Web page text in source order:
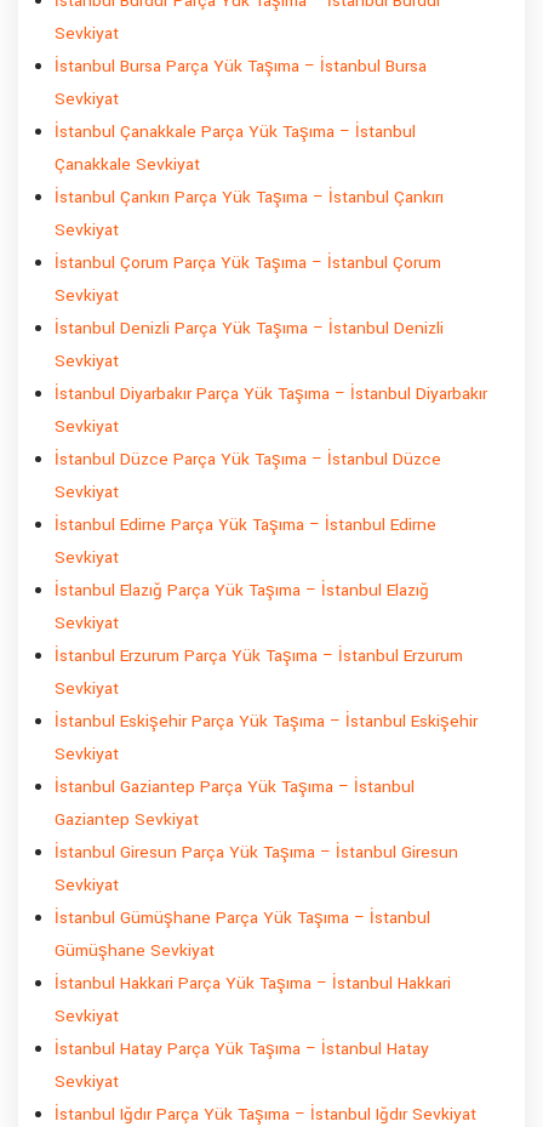
Sevkiyat
İstanbul Bursa Parça Yük Taşıma – İstanbul Bursa
Sevkiyat
İstanbul Çanakkale Parça Yük Taşıma – İstanbul
Çanakkale Sevkiyat
İstanbul Çankırı Parça Yük Taşıma – İstanbul Çankırı
Sevkiyat
İstanbul Çorum Parça Yük Taşıma – İstanbul Çorum
Sevkiyat
İstanbul Denizli Parça Yük Taşıma – İstanbul Denizli
Sevkiyat
İstanbul Diyarbakır Parça Yük Taşıma – İstanbul Diyarbakır
Sevkiyat
İstanbul Düzce Parça Yük Taşıma – İstanbul Düzce
Sevkiyat
İstanbul Edirne Parça Yük Taşıma – İstanbul Edirne
Sevkiyat
İstanbul Elazığ Parça Yük Taşıma – İstanbul Elazığ
Sevkiyat
İstanbul Erzurum Parça Yük Taşıma – İstanbul Erzurum
Sevkiyat
İstanbul Eskişehir Parça Yük Taşıma – İstanbul Eskişehir
Sevkiyat
İstanbul Gaziantep Parça Yük Taşıma – İstanbul
Gaziantep Sevkiyat
İstanbul Giresun Parça Yük Taşıma – İstanbul Giresun
Sevkiyat
İstanbul Gümüşhane Parça Yük Taşıma – İstanbul
Gümüşhane Sevkiyat
İstanbul Hakkari Parça Yük Taşıma – İstanbul Hakkari
Sevkiyat
İstanbul Hatay Parça Yük Taşıma – İstanbul Hatay
Sevkiyat
İstanbul Iğdır Parça Yük Taşıma – İstanbul Iğdır Sevkiyat